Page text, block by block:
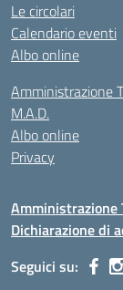
Le circolari
Calendario eventi
Albo online
Amministrazione
M.A.D.
Albo online
Privacy
Amministrazione
Dichiarazione di
Seguici su: